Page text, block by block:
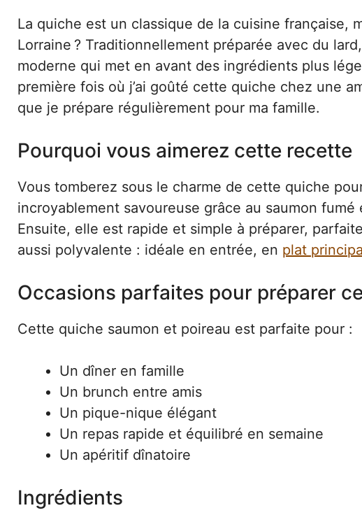
La quiche est un classique de la cuisine française,
Lorraine ? Traditionnellement préparée avec du
moderne qui met en avant des ingrédients plus
première fois où j’ai goûté cette quiche chez une
que je prépare régulièrement pour ma famille.
Pourquoi vous aimerez cette recette
Vous tomberez sous le charme de cette quiche
incroyablement savoureuse grâce au saumon
Ensuite, elle est rapide et simple à préparer,
aussi polyvalente : idéale en entrée, en plat
Occasions parfaites pour préparer
Cette quiche saumon et poireau est parfaite pour :
Un dîner en famille
Un brunch entre amis
Un pique-nique élégant
Un repas rapide et équilibré en semaine
Un apéritif dînatoire
Ingrédients